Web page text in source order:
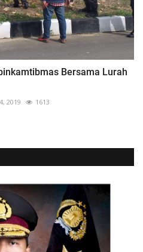
Bersama Lurah
2019 1613